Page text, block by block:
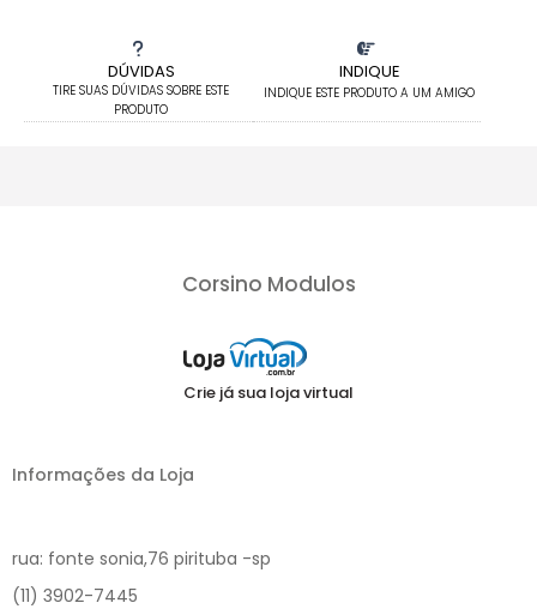
DÚVIDAS
TIRE SUAS DÚVIDAS SOBRE ESTE
PRODUTO
INDIQUE
INDIQUE ESTE PRODUTO A UM AMIGO
Corsino Modulos
Crie já sua loja virtual
Informações da Loja
rua: fonte sonia,76 pirituba -sp
(11) 3902-7445